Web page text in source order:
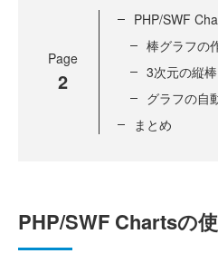
Page
2
PHP/SWF
棒グラフの
3次元の縦
グラフの自
まとめ
PHP/SWF Chartsの